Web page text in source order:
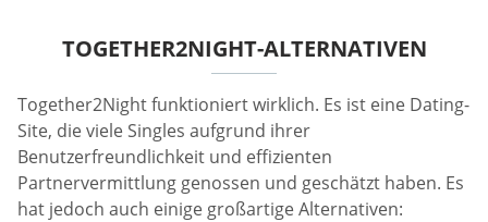
TOGETHER2NIGHT-ALTERNATIVEN
Together2Night funktioniert wirklich. Es ist eine Dating-
Site, die viele Singles aufgrund ihrer
Benutzerfreundlichkeit und effizienten
Partnervermittlung genossen und geschätzt haben. Es
hat jedoch auch einige großartige Alternativen: